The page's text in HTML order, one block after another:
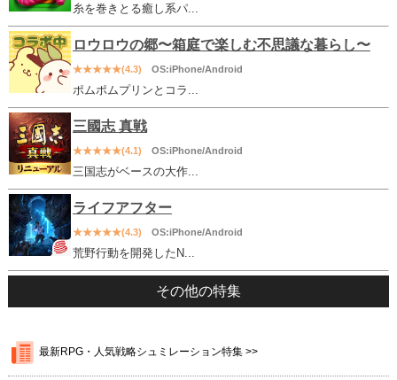
糸を巻きとる癒し系パ...
ロウロウの郷〜箱庭で楽しむ不思議な暮らし〜
★★★★★(4.3) OS:iPhone/Android
ポムポムプリンとコラ...
三國志 真戦
★★★★★(4.1) OS:iPhone/Android
三国志がベースの大作...
ライフアフター
★★★★★(4.3) OS:iPhone/Android
荒野行動を開発したN...
その他の特集
最新RPG・人気戦略シュミレーション特集 >>